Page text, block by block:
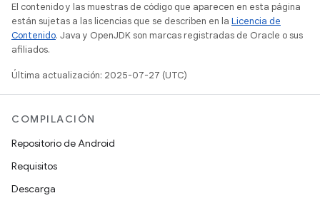
El contenido y las muestras de código que aparecen en esta página
están sujetas a las licencias que se describen en la Licencia de
Contenido. Java y OpenJDK son marcas registradas de Oracle o sus
afiliados.
Última actualización: 2025-07-27 (UTC)
COMPILACIÓN
Repositorio de Android
Requisitos
Descarga